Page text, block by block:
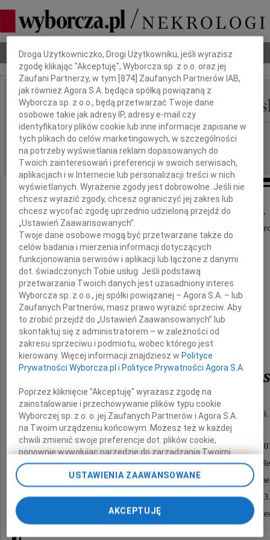
Nekrologi Odeszli Poradnik pogrzebowy
IMIĘ I NAZWISKO: Barbara Bator-
REGION: Gdańsk
DATA EMISJI: 24.04.2012
Z głębokim żalem i smutkiem zawiadamiamy,
że 21 kwietnia 2012 roku po długiej i ciężkiej
odeszła do wieczności nasza kochana
Mama, Babcia i Prababcia
lekarz medycyny
Barbara Bator-
Człowiek wielkiej szlachetności i pełen dobroci.
Uroczystości pogrzebowe rozpoczną się dnia 25 kwietnia
o godzinie 13.00 mszą świętą żałobną w kościele
pw. Chrystusa Miłosiernego w Gdyni-Redłowie, ul.
Złożenie do grobu tego samego dnia o godzinie
na cmentarzu przy kościele pw. Matki Boskiej
Dbamy o Twoją prywatność
Droga Użytkowniczko, Drogi Użytkowniku, jeśli wyrazisz
zgodę klikając "Akceptuję", Wyborcza sp. z o.o. oraz jej
Zaufani Partnerzy, w tym [874 ] Zaufanych Partnerów IAB,
jak również Agora S.A. będąca spółką powiązaną z
Wyborcza sp. z o.o., będą przetwarzać Twoje dane
osobowe takie jak adresy IP, adresy e-mail czy
identyfikatory plików cookie lub inne informacje zapisane w
tych plikach do celów marketingowych, w szczególności
na potrzeby wyświetlania reklam dopasowanych do
Twoich zainteresowań i preferencji w swoich serwisach,
aplikacjach i w Internecie lub personalizacji treści w nich
wyświetlanych. Wyrażenie zgody jest dobrowolne. Jeśli nie
chcesz wyrazić zgody, chcesz ograniczyć jej zakres lub
chcesz wycofać zgodę uprzednio udzieloną przejdź do
„Ustawień Zaawansowanych”.
Twoje dane osobowe mogą być przetwarzane także do
celów badania i mierzenia informacji dotyczących
funkcjonowania serwisów i aplikacji lub łączone z danymi
dot. świadczonych Tobie usług. Jeśli podstawą
przetwarzania Twoich danych jest uzasadniony interes
Wyborcza sp. z o.o., jej spółki powiązanej – Agora S.A. – lub
Zaufanych Partnerów, masz prawo wyrazić sprzeciw. Aby
to zrobić przejdź do „Ustawień Zaawansowanych” lub
skontaktuj się z administratorem – w zależności od
zakresu sprzeciwu i podmiotu, wobec którego jest
kierowany. Więcej informacji znajdziesz w Polityce
Prywatności Wyborcza.pl i Polityce Prywatności Agora S.A.
Poprzez kliknięcie "Akceptuję" wyrażasz zgodę na
zainstalowanie i przechowywanie plików typu cookie
Wyborczej sp. z o. o. jej Zaufanych Partnerów i Agora S.A.
na Twoim urządzeniu końcowym. Możesz też w każdej
chwili zmienić swoje preferencje dot. plików cookie,
ponownie wywołując narzędzie do zarządzania Twoimi
preferencjami dot. przetwarzania danych poprzez
odnośnik „Ustawienia prywatności” w stopce serwisu i
przechodząc do sekcji „Ustawienia zaawansowane”.
Zmiana ustawień plików cookie możliwa jest także za
pomocą ustawień przeglądarki.
My, nasi Zaufani Partnerzy i Agora S.A. możemy
USTAWIENIA ZAAWANSOWANE
AKCEPTUJĘ